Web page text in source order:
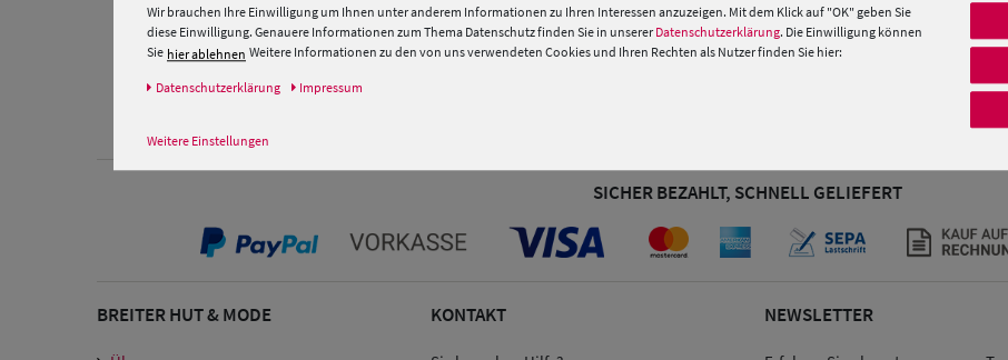
SICHER BEZAHLT, SCHNELL GELIEFERT
BREITER HUT & MODE KONTAKT NEWSLETTER
Wir brauchen Ihre Einwilligung um Ihnen unter anderem Informationen zu Ihren Interessen anzuzeigen. Mit dem Klick auf "OK" geben Sie
diese Einwilligung. Genauere Informationen zum Thema Datenschutz finden Sie in unserer Datenschutzerklärung. Die Einwilligung können
Sie hier ablehnen Weitere Informationen zu den von uns verwendeten Cookies und Ihren Rechten als Nutzer finden Sie hier:
Daten­schutz­erklärung Impressum
Weitere Einstellungen